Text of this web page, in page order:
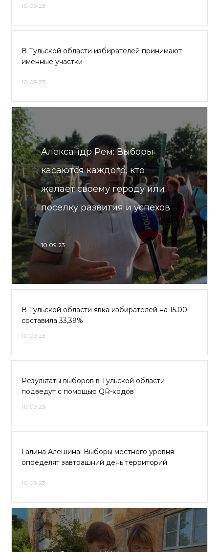
10.09.23
В Тульской области избирателей принимают
именные участки
10.09.23
Александр Рем: Выборы
касаются каждого, кто
желает своему городу или
поселку развития и успехов
10.09.23
В Тульской области явка избирателей на 15.00
составила 33,39%
10.09.23
Результаты выборов в Тульской области
подведут с помощью QR-кодов
10.09.23
Галина Алешина: Выборы местного уровня
определят завтрашний день территорий
10.09.23